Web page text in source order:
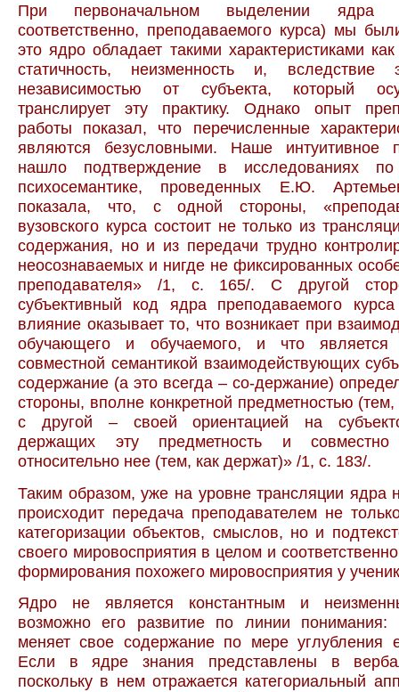
При первоначальном выделении ядра
соответственно, преподаваемого курса) мы
это ядро обладает такими характеристиками как
статичность, неизменность и, вследствие
независимостью от субъекта, который
транслирует эту практику. Однако опыт
работы показал, что перечисленные
являются безусловными. Наше интуитивное
нашло подтверждение в исследованиях по
психосемантике, проведенных Е.Ю.
показала, что, с одной стороны,
вузовского курса состоит не только из
содержания, но и из передачи трудно
неосознаваемых и нигде не фиксированных
преподавателя» /1, с. 165/. С другой
субъективный код ядра преподаваемого
влияние оказывает то, что возникает при
обучающего и обучаемого, и что
совместной семантикой взаимодействующих
содержание (а это всегда – со-держание)
стороны, вполне конкретной предметностью
с другой – своей ориентацией на
держащих эту предметность и совместно
относительно нее (тем, как держат)» /1, с. 183/.
Таким образом, уже на уровне трансляции ядра
происходит передача преподавателем не
категоризации объектов, смыслов, но и
своего мировосприятия в целом и
формирования похожего мировосприятия у
Ядро не является константным и
возможно его развитие по линии понимания:
меняет свое содержание по мере углубления
Если в ядре знания представлены в
поскольку в нем отражается категориальный